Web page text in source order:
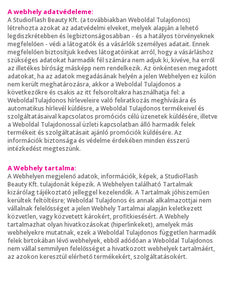
A webhely adatvédeleme:
A StudioFlash Beauty Kft. (a továbbiakban Weboldal Tulajdonos)
létrehozta azokat az adatvédelmi elveket, melyek alapján a lehető
legdiszkrétebben és legbiztonságosabban - és a hatályos törvényeknek
megfelelően - védi a látogatók és a vásárlók személyes adatait. Ennek
megfelelően biztosítjuk kedves látogatóinkat arról, hogy a vásárláshoz
szükséges adatokat harmadik fél számára nem adjuk ki, kivéve, ha erről
az illetékes bíróság másképp nem rendelkezik. Az önkéntesen megadott
adatokat, ha az adatok megadásának helyén a jelen Webhelyen ez külön
nem került meghatározásra, akkor a Weboldal Tulajdonos a
következőkre és csakis az itt felsoroltakra használhatja fel: a
WeboldalTulajdonos hírleveleire való feliratkozás meghívására és
automatikus hírlevél küldésre, a Weboldal Tulajdonos termékeivel és
szolgáltatásaival kapcsolatos promóciós célú üzenetek küldésére, illetve
a Weboldal Tulajdonossal üzleti kapcsolatban álló harmadik felek
termékeit és szolgáltatásait ajánló promóciók küldésére. Az
információk biztonsága és védelme érdekében minden ésszerű
intézkedést megteszünk.
A Webhely tartalma:
A Webhelyen megjelenő adatok, információk, képek, a StudioFlash
Beauty Kft. tulajdonát képezik. A Webhelyen található Tartalmak
kizárólag tájékoztató jelleggel kezelendők. A Tartalmak jóhiszeműen
kerültek feltöltésre; Weboldal Tulajdonos és annak alkalmazottjai nem
vállalnak felelősséget a jelen Webhely Tartalmai alapján keletkezett
közvetlen, vagy közvetett károkért, profitkiesésért. A Webhely
tartalmazhat olyan hivatkozásokat (hiperlinkeket), amelyek más
webhelyekre mutatnak, ezek a Weboldal Tulajdonos független harmadik
felek birtokában lévő webhelyek, ebből adódóan a Weboldal Tulajdonos
nem vállal semmilyen felelősséget a hivatkozott webhelyek tartalmáért,
az azokon keresztül elérhető termékekért, szolgáltatásokért.